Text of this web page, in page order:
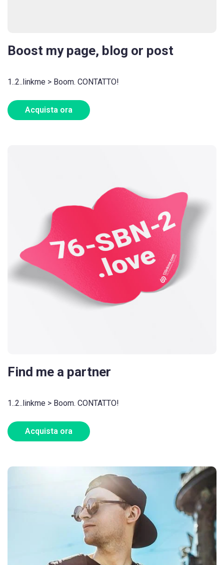
Boost my page, blog or post
1..2..linkme > Boom. CONTATTO!
Acquista ora
Find me a partner
1..2..linkme > Boom. CONTATTO!
Acquista ora